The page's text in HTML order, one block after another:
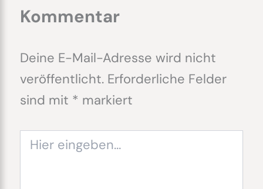
Kommentar
Deine E-Mail-Adresse wird nicht
veröffentlicht. Erforderliche Felder
sind mit * markiert
eingeben…